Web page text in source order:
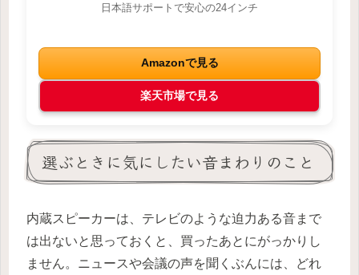
日本語サポートで安心の24インチ
Amazonで見る
楽天市場で見る
選ぶときに気にしたい音まわりのこと
内蔵スピーカーは、テレビのような迫力ある音まで
は出ないと思っておくと、買ったあとにがっかりし
ません。ニュースや会議の声を聞くぶんには、どれ